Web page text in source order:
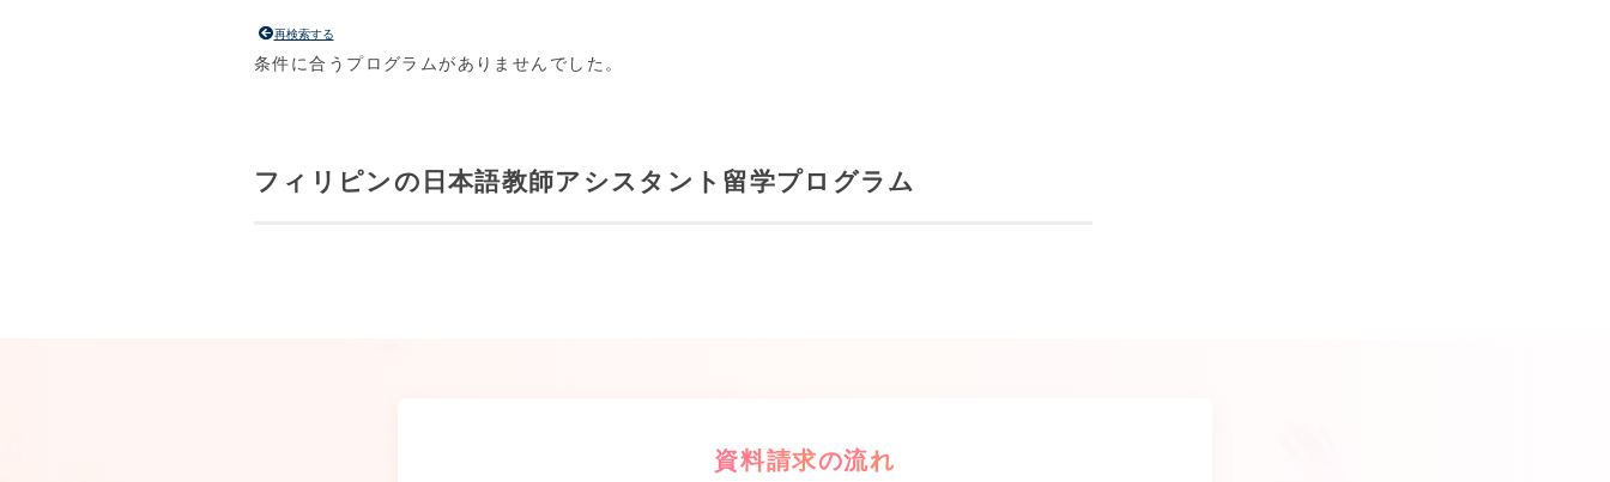
再検索する
条件に合うプログラムがありませんでした。
フィリピンの日本語教師アシスタント留学プログラム
資料請求の流れ